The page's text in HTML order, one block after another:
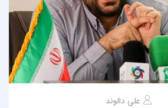
علی دالوند